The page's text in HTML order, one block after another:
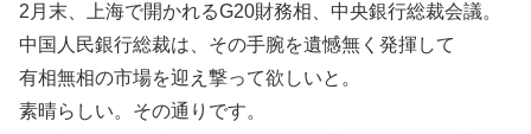
2月末、上海で開かれるG20財務相、中央銀行総裁会議。
中国人民銀行総裁は、その手腕を遺憾無く発揮して
有相無相の市場を迎え撃って欲しいと。
素晴らしい。その通りです。